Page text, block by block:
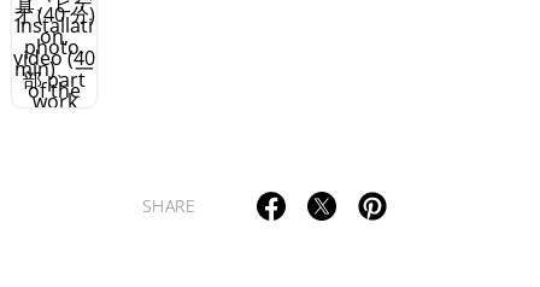
SHARE